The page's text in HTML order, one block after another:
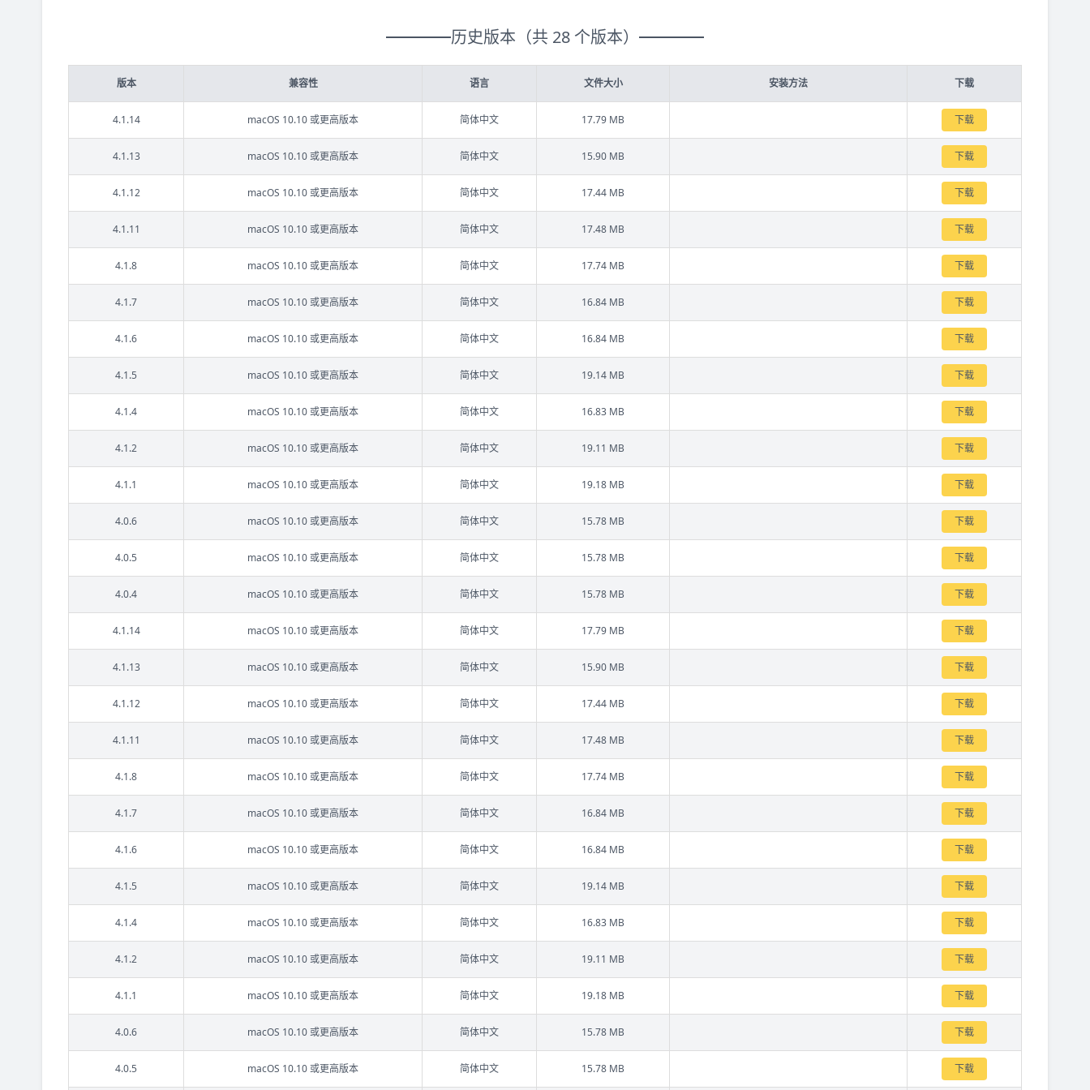
历史版本（共 28 个版本）
版本 兼容性 语言 文件大小 安装方法 下载
4.1.14 macOS 10.10 或更高版本 简体中文 17.79 MB 下载
4.1.13 macOS 10.10 或更高版本 简体中文 15.90 MB 下载
4.1.12 macOS 10.10 或更高版本 简体中文 17.44 MB 下载
4.1.11 macOS 10.10 或更高版本 简体中文 17.48 MB 下载
4.1.8 macOS 10.10 或更高版本 简体中文 17.74 MB 下载
4.1.7 macOS 10.10 或更高版本 简体中文 16.84 MB 下载
4.1.6 macOS 10.10 或更高版本 简体中文 16.84 MB 下载
4.1.5 macOS 10.10 或更高版本 简体中文 19.14 MB 下载
4.1.4 macOS 10.10 或更高版本 简体中文 16.83 MB 下载
4.1.2 macOS 10.10 或更高版本 简体中文 19.11 MB 下载
4.1.1 macOS 10.10 或更高版本 简体中文 19.18 MB 下载
4.0.6 macOS 10.10 或更高版本 简体中文 15.78 MB 下载
4.0.5 macOS 10.10 或更高版本 简体中文 15.78 MB 下载
4.0.4 macOS 10.10 或更高版本 简体中文 15.78 MB 下载
4.1.14 macOS 10.10 或更高版本 简体中文 17.79 MB 下载
4.1.13 macOS 10.10 或更高版本 简体中文 15.90 MB 下载
4.1.12 macOS 10.10 或更高版本 简体中文 17.44 MB 下载
4.1.11 macOS 10.10 或更高版本 简体中文 17.48 MB 下载
4.1.8 macOS 10.10 或更高版本 简体中文 17.74 MB 下载
4.1.7 macOS 10.10 或更高版本 简体中文 16.84 MB 下载
4.1.6 macOS 10.10 或更高版本 简体中文 16.84 MB 下载
4.1.5 macOS 10.10 或更高版本 简体中文 19.14 MB 下载
4.1.4 macOS 10.10 或更高版本 简体中文 16.83 MB 下载
4.1.2 macOS 10.10 或更高版本 简体中文 19.11 MB 下载
4.1.1 macOS 10.10 或更高版本 简体中文 19.18 MB 下载
4.0.6 macOS 10.10 或更高版本 简体中文 15.78 MB 下载
4.0.5 macOS 10.10 或更高版本 简体中文 15.78 MB 下载